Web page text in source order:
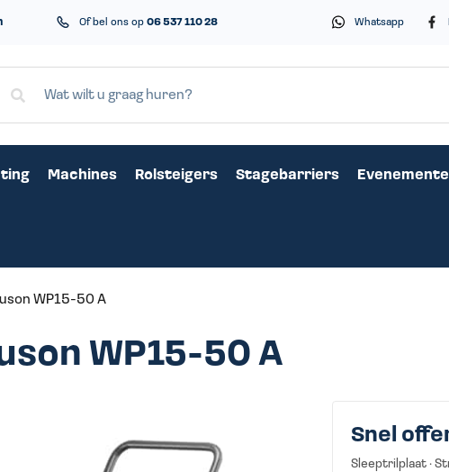
Of bel ons op 06 537 110 28 Whatsapp
Machines Rolsteigers Stagebarriers
WP15-50 A
WP15-50 A
Snel
Sleeptrilplaat ·